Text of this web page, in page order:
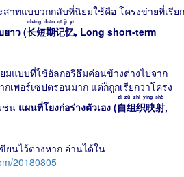
าทแบบวกกลับที่นิยมใช้คือ โครงข่ายที่เรียก
าว (长短期记忆
cháng duǎn qī jì yì
, Long short-term
มแบบที่ใช้อัลกอริธึมค่อนข้างต่างไปจาก
พอร์เซปตรอนมาก แต่ก็ถูกเรียกว่าโครง
ช่น แผนที่โยงก่อร่างตัวเอง (自组织映射
zì zǔ zhī yìng shè
,
ยนไว้ต่างหาก อ่านได้ใน
20180805